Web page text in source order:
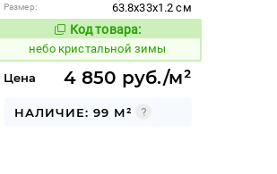
Размер:
63.8x33x1.2 см
Код товара:
1123782 Код товара:
небо кристальной зимы
Цена 4 850 руб./м²
НАЛИЧИЕ: 99 М²